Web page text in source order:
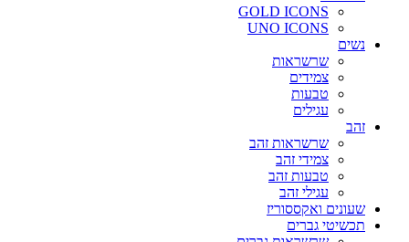
GOLD ICONS
UNO ICONS
נשים
שרשראות
צמידים
טבעות
עגילים
זהב
שרשראות זהב
צמידי זהב
טבעות זהב
עגילי זהב
שעונים ואקססוריז
תכשיטי גברים